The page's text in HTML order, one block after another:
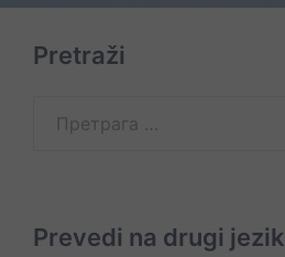
Pretraži
Prevedi na drugi jezik